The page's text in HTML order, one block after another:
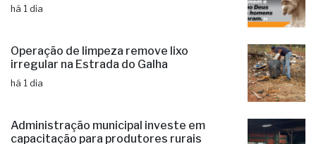
há 1 dia
Operação de limpeza remove lixo
irregular na Estrada do Galha
há 1 dia
Administração municipal investe em
capacitação para produtores rurais